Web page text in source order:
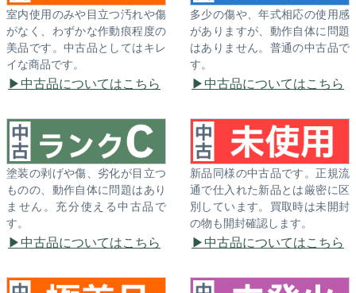
室内使用のみや目立つ汚れや傷
がなく、わずかな作動痕程度の
美品です。中古品としてはキレ
イな商品です。
中古品についてはこちら
多少の傷や、年式相応の使用感
がありますが、動作自体に問題
はありません。普通の中古品で
す。
中古品についてはこちら
塗装の剥げや傷、劣化が目立つ
ものの、動作自体に問題はあり
ません。充分使える中古品で
す。
中古品についてはこちら
新品同様の中古品です。正規流
通で仕入れた新品とは厳密に区
別しています。買取時は未開封
の物も開封確認します。
中古品についてはこちら